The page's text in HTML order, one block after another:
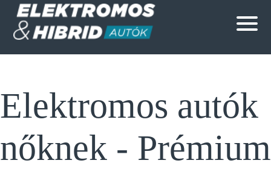
Elektromos autók
nőknek - Prémium